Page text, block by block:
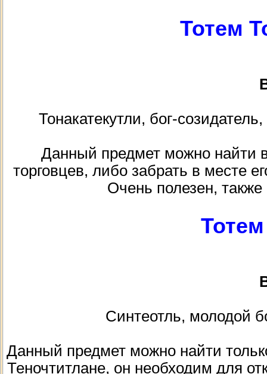
Тотем
Тонакатекутли, бог-
Данный предмет можно найти
торговцев, либо забрать в месте
Очень полезен,
Синтеотль, молодой
Данный предмет можно найти
Теночтитлане, он необходим для